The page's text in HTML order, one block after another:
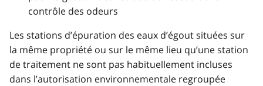
contrôle des odeurs
Les stations d’épuration des eaux d’égout situées sur
la même propriété ou sur le même lieu qu’une station
de traitement ne sont pas habituellement incluses
dans l’autorisation environnementale regroupée